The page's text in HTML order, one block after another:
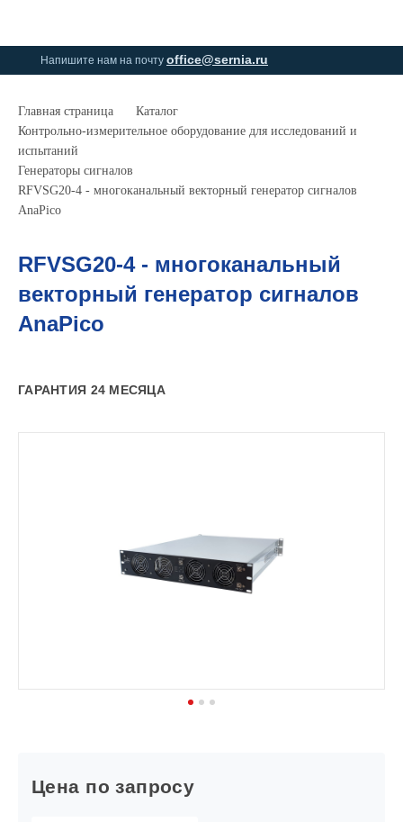
Напишите нам на почту office@sernia.ru
Главная страница
Каталог
Контрольно-измерительное оборудование для исследований и
испытаний
Генераторы сигналов
RFVSG20-4 - многоканальный векторный генератор сигналов
AnaPico
RFVSG20-4 - многоканальный
векторный генератор сигналов
AnaPico
ГАРАНТИЯ 24 МЕСЯЦА
Цена по запросу